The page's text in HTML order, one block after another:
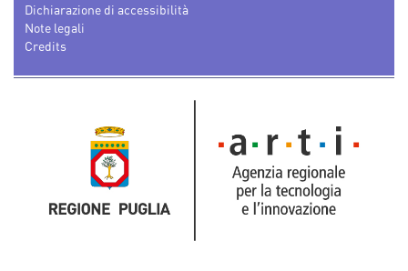
Dichiarazione di accessibilità
Note legali
Credits